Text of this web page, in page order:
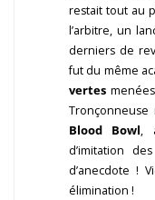
restait tout au
l’arbitre, un
derniers de
fut du même
vertes
Tronçonneuse
Blood Bowl,
d’imitation
d’anecdote !
élimination !